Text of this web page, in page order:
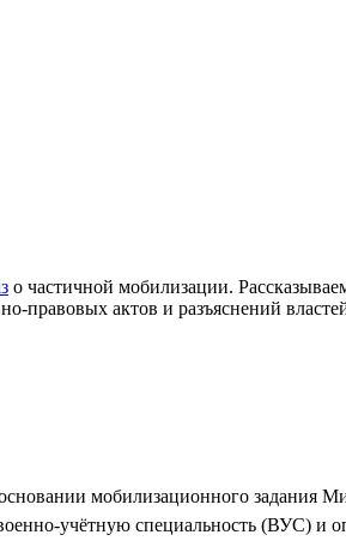
о частичной мобилизации.
правовых актов и разъяснений
мобилизационного задания
учётную специальность (ВУС) и